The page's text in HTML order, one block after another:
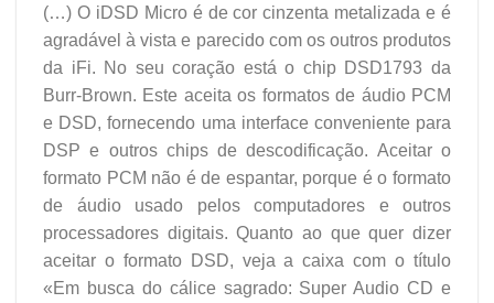
(…) O iDSD Micro é de cor cinzenta metalizada e é
agradável à vista e parecido com os outros produtos
da iFi. No seu coração está o chip DSD1793 da
Burr-Brown. Este aceita os formatos de áudio PCM
e DSD, fornecendo uma interface conveniente para
DSP e outros chips de descodificação. Aceitar o
formato PCM não é de espantar, porque é o formato
de áudio usado pelos computadores e outros
processadores digitais. Quanto ao que quer dizer
aceitar o formato DSD, veja a caixa com o título
«Em busca do cálice sagrado: Super Audio CD e